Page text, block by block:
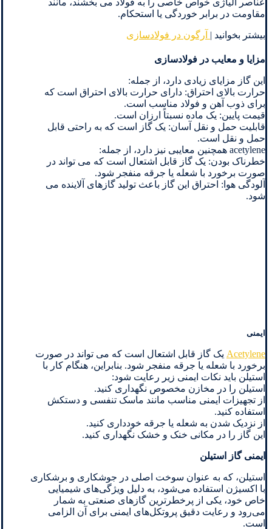
عناصر آلیاژی خواص خاصی را به فولاد می بخشند، مانند
مقاومت در برابر خوردگی یا استحکام.
بیشتر بخوانید | آرگون در فولادسازی
مزایا و معایب در فولادسازی
این گاز مزایای زیادی دارد، از جمله:
حرارت بالای احتراق: دارای حرارت بالای احتراق است که
برای ذوب آهن و فولاد مناسب است.
قیمت پایین: یک ماده نسبتاً ارزان است.
قابلیت حمل و نقل آسان: یک گاز است که به راحتی قابل
حمل و نقل است.
acetylene همچنین معایبی نیز دارد، از جمله:
خطرناک بودن: یک گاز قابل اشتعال است که می تواند در
صورت برخورد با شعله یا جرقه منفجر شود.
آلودگی هوا: احتراق این گاز باعث تولید گازهای آلاینده می
شود.
ایمنی
Acetylene یک گاز قابل اشتعال است که می تواند در صورت
برخورد با شعله یا جرقه منفجر شود. بنابراین، هنگام کار با
استیلن باید نکات ایمنی زیر رعایت شود:
استیلن را در مخازن مخصوص نگهداری کنید.
از تجهیزات ایمنی مناسب مانند ماسک تنفسی و دستکش
استفاده کنید.
از نزدیک شدن به شعله یا جرقه خودداری کنید.
این گاز را در مکانی خنک و خشک نگهداری کنید.
ایمنی گاز استیلن
استیلن، که به عنوان سوخت اصلی در جوشکاری و برشکاری
با اکسیژن استفاده می‌شود، به دلیل ویژگی‌های شیمیایی
خاص خود، یکی از پرخطرترین گازهای صنعتی به شمار
می‌رود و رعایت دقیق پروتکل‌های ایمنی برای آن الزامی
است.